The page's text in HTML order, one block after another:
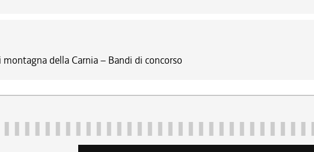
della Carnia – Bandi di concorso